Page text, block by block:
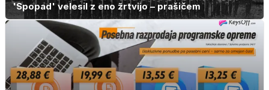
'Spopad' velesil z eno žrtvijo – prašičem